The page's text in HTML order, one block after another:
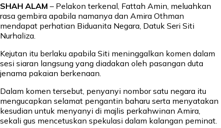
SHAH ALAM – Pelakon terkenal, Fattah Amin, meluahkan
rasa gembira apabila namanya dan Amira Othman
mendapat perhatian Biduanita Negara, Datuk Seri Siti
Nurhaliza.
Kejutan itu berlaku apabila Siti meninggalkan komen dalam
sesi siaran langsung yang diadakan oleh pasangan duta
jenama pakaian berkenaan.
Dalam komen tersebut, penyanyi nombor satu negara itu
mengucapkan selamat pengantin baharu serta menyatakan
kesudian untuk menyanyi di majlis perkahwinan Amira,
sekali gus mencetuskan spekulasi dalam kalangan peminat.